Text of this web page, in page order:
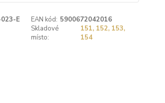
E EAN kód: 5900672042016
Skladové
místo:
151, 152, 153,
154